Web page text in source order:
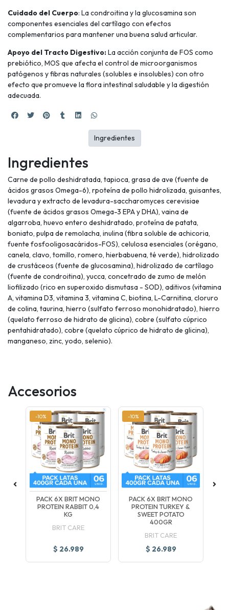
Cuidado del Cuerpo: La condroitina y la glucosamina son
componentes esenciales del cartílago con efectos
complementarios para mantener una buena salud articular.
Apoyo del Tracto Digestivo:La acción conjunta de FOS como
prebiótico, MOS que afecta el control de microorganismos
patógenos y fibras naturales (solubles e insolubles) con otro
efecto que promueve la flora intestinal saludable y la digestión
adecuada.
Ingredientes
Carne de pollo deshidratada, tapioca, grasa de ave (fuente de
ácidos grasos Omega-6), rpoteína de pollo hidrolizada, guisantes,
levadura y extracto de levadura-saccharomyces cerevisiae
(fuente de ácidos grasos Omega-3 EPA y DHA), vaina de
algarroba, huevo entero deshidratado, proteína de patata,
boniato, pulpa de remolacha, inulina (fibra soluble de achicoria,
fuente fosfooligosacáridos-FOS), celulosa esenciales (orégano,
canela, clavo, tomillo, romero, hierbabuena, té verde), hidrolizado
de crustáceos (fuente de glucosamina), hidrolizado de cartílago
(fuente de condroitina), yucca, concetrado de zumo de melón
liofilizado (rico en superoxido dismutasa - SOD), aditivos (vitamina
A, vitamina D3, vitamina 3, vitamina C, biotina, L-Carnitina, cloruro
de colina, taurina, hierro (sulfato ferroso monohidratado), hierro
(quelato ferroso de hidrato de glicina), cobre (sulfato cúprico
pentahidratado), cobre (quelato cúprico de hidrato de glicina),
manganeso, zinc, yodo, selenio).
Ingredientes
Accesorios
-10%
PACK 6X BRIT MONO
PROTEIN RABBIT 0,4
KG
BRIT CARE
$ 26.989
-10%
PACK 6X BRIT MONO
PROTEIN TURKEY &
SWEET POTATO
400GR
BRIT CARE
$ 26.989